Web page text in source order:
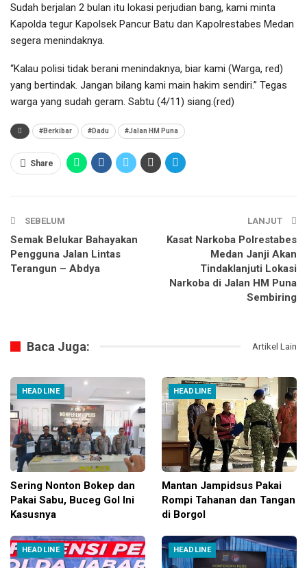
Sudah berjalan 2 bulan itu lokasi perjudian bang, kami minta
Kapolda tegur Kapolsek Pancur Batu dan Kapolrestabes Medan
segera menindaknya.
“Kalau polisi tidak berani menindaknya, biar kami (Warga, red)
yang bertindak. Jangan bilang kami main hakim sendiri.” Tegas
warga yang sudah geram. Sabtu (4/11) siang.(red)
#Berkibar #Dadu #Jalan HM Puna
Share
SEBELUM
Semak Belukar Bahayakan
Pengguna Jalan Lintas
Terangun – Abdya
LANJUT
Kasat Narkoba Polrestabes
Medan Janji Akan
Tindaklanjuti Lokasi
Narkoba di Jalan HM Puna
Sembiring
Baca Juga: Artikel Lain
HEADLINE
Sering Nonton Bokep dan
Pakai Sabu, Buceg Gol Ini
Kasusnya
HEADLINE
Mantan Jampidsus Pakai
Rompi Tahanan dan Tangan
di Borgol
HEADLINE HEADLINE